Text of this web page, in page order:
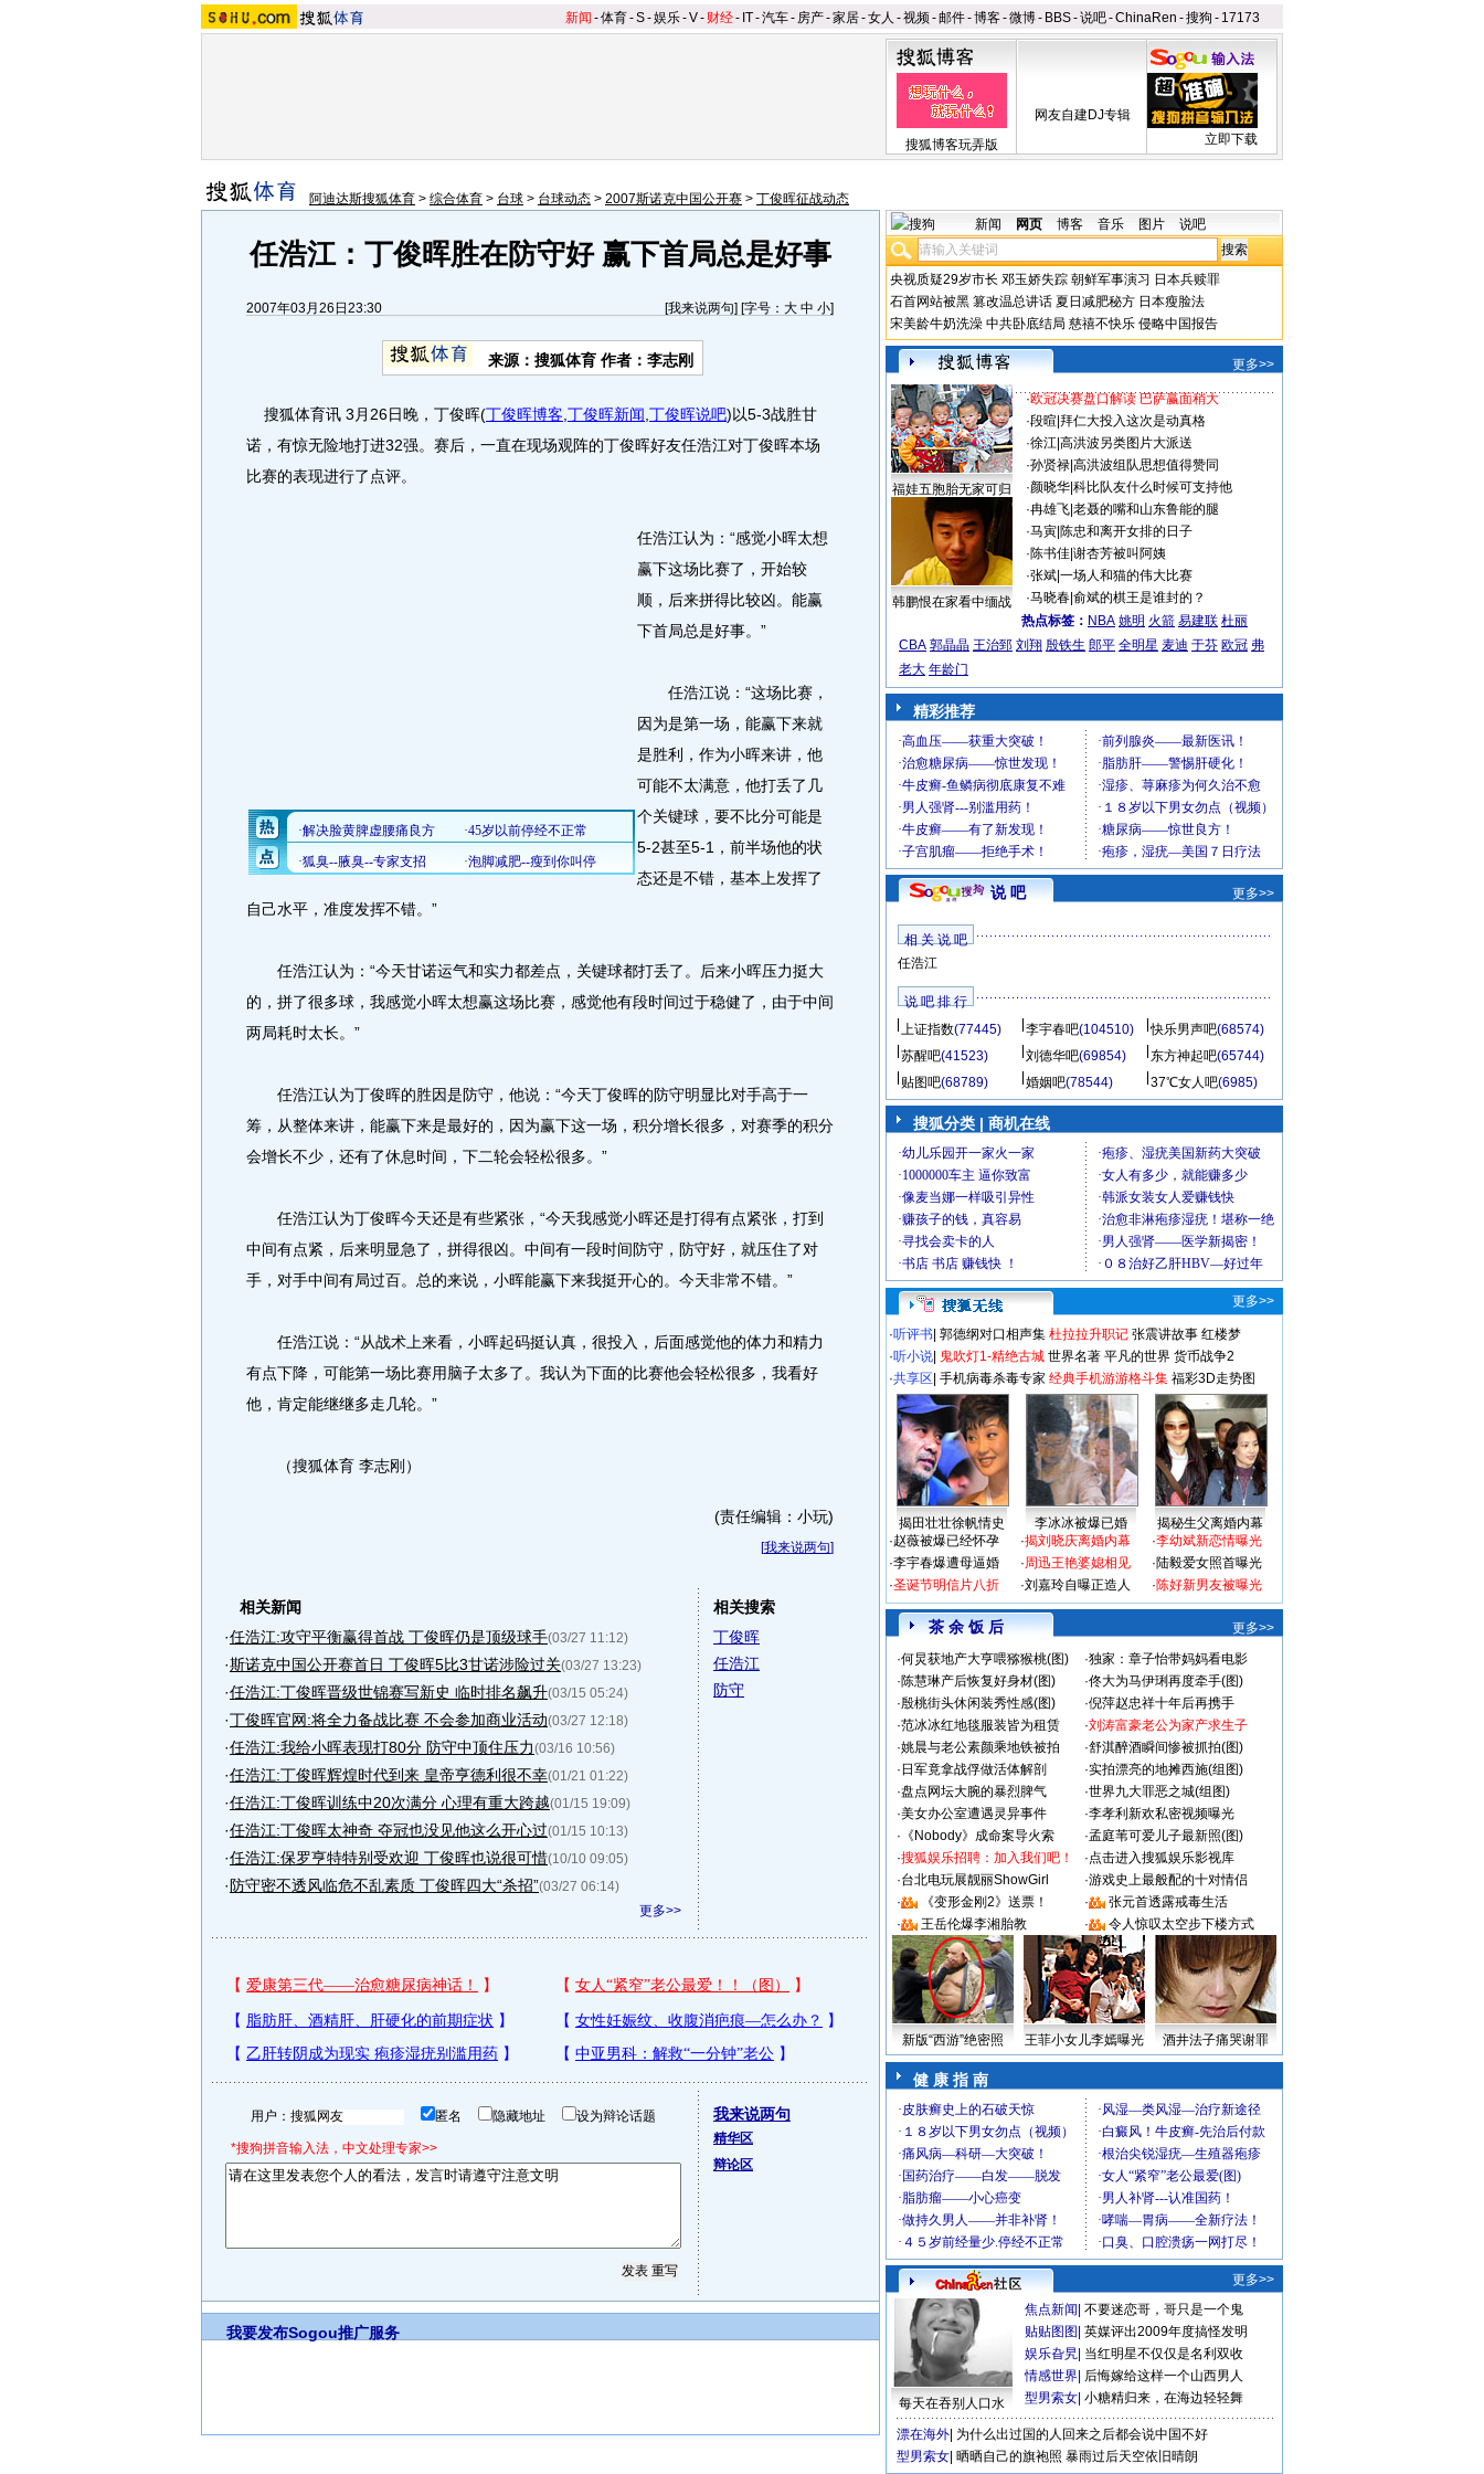
新闻 -体育-S-娱乐-V- 财经- IT-汽车- 房产-家居-女人 -视频-邮件-博客-微博- BBS-说吧-ChinaRen -搜狗 - 17173
搜狐博客玩弄版
网友自建DJ专辑
立即下载
阿迪达斯搜狐体育 > 综合体育 > 台球 > 台球动态 > 2007斯诺克中国公开赛 > 丁俊晖征战动态
任浩江：丁俊晖胜在防守好 赢下首局总是好事
2007年03月26日23:30 [我来说两句] [字号： 大 中 小]
来源：搜狐体育 作者：李志刚
搜狐体育讯 3月26日晚，丁俊晖(丁俊晖博客 丁俊晖新闻 丁俊晖说吧)以5-3战胜甘
诺，有惊无险地打进32强。赛后，一直在现场观阵的丁俊晖好友任浩江对丁俊晖本场
比赛的表现进行了点评。
任浩江认为：“感觉小晖太想
赢下这场比赛了，开始较
顺，后来拼得比较凶。能赢
下首局总是好事。”
任浩江说：“这场比赛，
因为是第一场，能赢下来就
是胜利，作为小晖来讲，他
可能不太满意，他打丢了几
个关键球，要不比分可能是
5-2甚至5-1，前半场他的状
态还是不错，基本上发挥了
自己水平，准度发挥不错。”
任浩江认为：“今天甘诺运气和实力都差点，关键球都打丢了。后来小晖压力挺大
的，拼了很多球，我感觉小晖太想赢这场比赛，感觉他有段时间过于稳健了，由于中间
两局耗时太长。”
任浩江认为丁俊晖的胜因是防守，他说：“今天丁俊晖的防守明显比对手高于一
筹，从整体来讲，能赢下来是最好的，因为赢下这一场，积分增长很多，对赛季的积分
会增长不少，还有了休息时间，下二轮会轻松很多。”
任浩江认为丁俊晖今天还是有些紧张，“今天我感觉小晖还是打得有点紧张，打到
中间有点紧，后来明显急了，拼得很凶。中间有一段时间防守，防守好，就压住了对
手，对手中间有局过百。总的来说，小晖能赢下来我挺开心的。今天非常不错。”
任浩江说：“从战术上来看，小晖起码挺认真，很投入，后面感觉他的体力和精力
有点下降，可能第一场比赛用脑子太多了。我认为下面的比赛他会轻松很多，我看好
他，肯定能继继多走几轮。”
（搜狐体育 李志刚）
(责任编辑：小玩)
[我来说两句]
相关新闻
·任浩江:攻守平衡赢得首战 丁俊晖仍是顶级球手(03/27 11:12)
·斯诺克中国公开赛首日 丁俊晖5比3甘诺涉险过关(03/27 13:23)
·任浩江:丁俊晖晋级世锦赛写新史 临时排名飙升(03/15 05:24)
·丁俊晖官网:将全力备战比赛 不会参加商业活动(03/27 12:18)
·任浩江:我给小晖表现打80分 防守中顶住压力(03/16 10:56)
·任浩江:丁俊晖辉煌时代到来 皇帝亨德利很不幸(01/21 01:22)
·任浩江:丁俊晖训练中20次满分 心理有重大跨越(01/15 19:09)
·任浩江:丁俊晖太神奇 夺冠也没见他这么开心过(01/15 10:13)
·任浩江:保罗亨特特别受欢迎 丁俊晖也说很可惜(10/10 09:05)
·防守密不透风临危不乱素质 丁俊晖四大“杀招”(03/27 06:14)
更多>>
相关搜索
丁俊晖
任浩江
防守
用户： 匿名 隐藏地址 设为辩论话题
*搜狗拼音输入法，中文处理专家>>
我来说两句
精华区
辩论区
我要发布Sogou推广服务
新闻 网页 博客 音乐 图片 说吧
央视质疑29岁市长 邓玉娇失踪 朝鲜军事演习 日本兵赎罪
石首网站被黑 篡改温总讲话 夏日减肥秘方 日本瘦脸法
宋美龄牛奶洗澡 中共卧底结局 慈禧不快乐 侵略中国报告
更多>>
福娃五胞胎无家可归
韩鹏恨在家看中缅战
·欧冠决赛盘口解读 巴萨赢面稍大
·段暄 拜仁大投入这次是动真格
·徐江| 高洪波另类图片大派送
·孙贤禄| 高洪波组队思想值得赞同
·颜晓华| 科比队友什么时候可支持他
·冉雄飞| 老聂的嘴和山东鲁能的腿
·马寅| 陈忠和离开女排的日子
·陈书佳| 谢杏芳被叫阿姨
·张斌| 一场人和猫的伟大比赛
·马晓春| 俞斌的棋王是谁封的？
热点标签： NBA 姚明 火箭 易建联 杜丽
CBA 郭晶晶 王治郅 刘翔 殷铁生 郎平 全明星 麦迪 于芬 欧冠 弗
老大 年龄门
精彩推荐
说 吧 更多>>
相 关 说 吧
任浩江
说 吧 排 行
上证指数(77445) 李宇春吧(104510) 快乐男声吧(68574)
苏醒吧(41523) 刘德华吧(69854) 东方神起吧(65744)
贴图吧(68789) 婚姻吧(78544) 37℃女人吧(6985)
搜狐分类 | 商机在线
更多>>
·听评书 郭德纲对口相声集 杜拉拉升职记 张震讲故事 红楼梦
·听小说 鬼吹灯1-精绝古城 世界名著 平凡的世界 货币战争2
·共享区 手机病毒杀毒专家 经典手机游游格斗集 福彩3D走势图
揭田壮壮徐帆情史 李冰冰被爆已婚
揭秘生父离婚内幕
·赵薇被爆已经怀孕
·李宇春爆遭母逼婚
·圣诞节明信片八折
·揭刘晓庆离婚内幕
·周迅王艳婆媳相见
·刘嘉玲自曝正造人
·李幼斌新恋情曝光
·陆毅爱女照首曝光
·陈好新男友被曝光
茶 余 饭 后
更多>>
·何炅获地产大亨喂猕猴桃(图) ·独家：章子怡带妈妈看电影
·陈慧琳产后恢复好身材(图) ·佟大为马伊琍再度牵手(图)
·殷桃街头休闲装秀性感(图) ·倪萍赵忠祥十年后再携手
·范冰冰红地毯服装皆为租赁 ·刘涛富豪老公为家产求生子
·姚晨与老公素颜乘地铁被拍 ·舒淇醉酒瞬间惨被抓拍(图)
· 日军竟拿战俘做活体解剖 ·实拍漂亮的地摊西施(组图)
·盘点网坛大腕的暴烈脾气 ·世界九大罪恶之城(组图)
·美女办公室遭遇灵异事件 ·李孝利新欢私密视频曝光
· 《Nobody》成命案导火索 ·孟庭苇可爱儿子最新照(图)
·搜狐娱乐招聘：加入我们吧！ ·点击进入搜狐娱乐影视库
·台北电玩展靓丽ShowGirl ·游戏史上最般配的十对情侣
·
《变形金刚2》送票！ ·
张元首透露戒毒生活
·
王岳伦爆李湘胎教 · 令人惊叹太空步下楼方式
新版“西游”绝密照 王菲小女儿李嫣曝光 酒井法子痛哭谢罪
健 康 指 南
更多>>
每天在吞别人口水
焦点新闻 不要迷恋哥，哥只是一个鬼
贴贴图图 英媒评出2009年度搞怪发明
娱乐旮旯 当红明星不仅仅是名利双收
情感世界 后悔嫁给这样一个山西男人
型男索女 小糖精归来，在海边轻轻舞
漂在海外 为什么出过国的人回来之后都会说中国不好
型男索女 晒晒自己的旗袍照 暴雨过后天空依旧晴朗